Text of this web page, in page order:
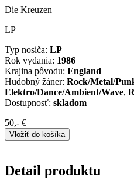
Die Kreuzen
LP
Typ nosiča: LP
Rok vydania: 1986
Krajina pôvodu: England
Hudobný žáner: Rock/Metal/
Elektro/Dance/Ambient/Wave,
Dostupnosť: skladom
50,- €
Detail produktu